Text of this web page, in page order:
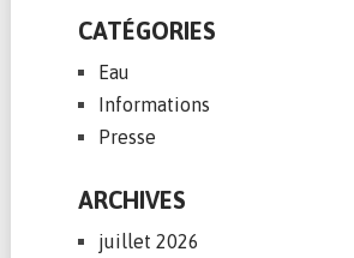
CATÉGORIES
Eau
Informations
Presse
ARCHIVES
juillet 2026